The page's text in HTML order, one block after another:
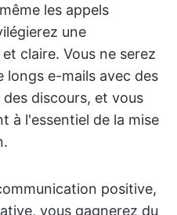
les appels
une
claire. Vous ne serez
longs e-mails avec des
discours, et vous
à l'essentiel de la mise
positive,
vous gagnerez du